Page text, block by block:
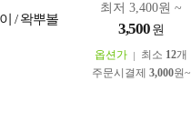
/ 왁뿌볼
최저 3,400원 ~
3,500 원
옵션가 최소 12개
주문시결제 3,000원~